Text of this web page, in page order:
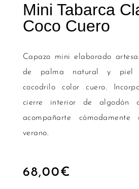
Mini Tabarca
Coco Cuero
Capazo mini elaborado
de palma natural y piel
cocodrilo color cuero.
cierre interior de algodón
acompañarte
verano.
68,00€